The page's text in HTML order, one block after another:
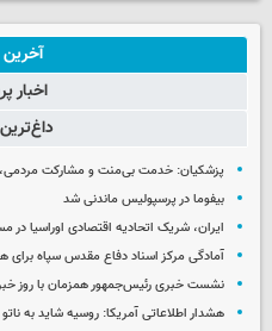
آخرین
اخبار
پزشکیان: خدمت بی‌منت و مشارکت
بیفوما در پرسپولیس ماندنی شد
ایران، شریک اتحادیه اقتصادی اوراسیا در
آمادگی مرکز اسناد دفاع مقدس سپاه برای
نشست خبری رئیس‌جمهور همزمان با روز
هشدار اطلاعاتی آمریکا: روسیه شاید به